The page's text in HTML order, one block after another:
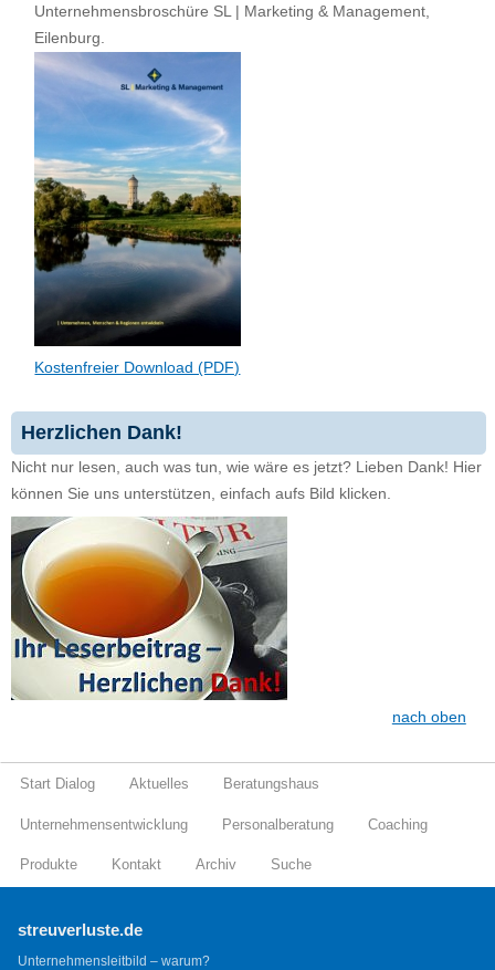
Unternehmensbroschüre SL | Marketing & Management,
Eilenburg.
Kostenfreier Download (PDF)
Herzlichen Dank!
Nicht nur lesen, auch was tun, wie wäre es jetzt? Lieben Dank! Hier
können Sie uns unterstützen, einfach aufs Bild klicken.
nach oben
Start Dialog Aktuelles Beratungshaus
Unternehmensentwicklung Personalberatung Coaching
Produkte Kontakt Archiv Suche
streuverluste.de
Unternehmensleitbild – warum?